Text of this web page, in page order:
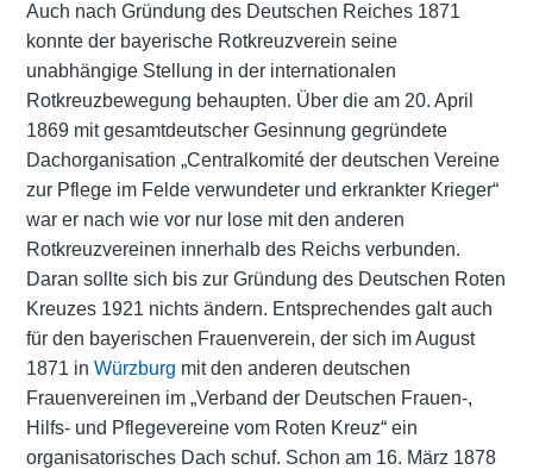
Auch nach Gründung des Deutschen Reiches 1871
konnte der bayerische Rotkreuzverein seine
unabhängige Stellung in der internationalen
Rotkreuzbewegung behaupten. Über die am 20. April
1869 mit gesamtdeutscher Gesinnung gegründete
Dachorganisation „Centralkomité der deutschen Vereine
zur Pflege im Felde verwundeter und erkrankter Krieger“
war er nach wie vor nur lose mit den anderen
Rotkreuzvereinen innerhalb des Reichs verbunden.
Daran sollte sich bis zur Gründung des Deutschen Roten
Kreuzes 1921 nichts ändern. Entsprechendes galt auch
für den bayerischen Frauenverein, der sich im August
1871 in Würzburg mit den anderen deutschen
Frauenvereinen im „Verband der Deutschen Frauen-,
Hilfs- und Pflegevereine vom Roten Kreuz“ ein
organisatorisches Dach schuf. Schon am 16. März 1878